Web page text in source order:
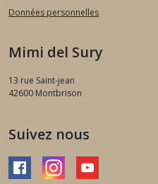
Données personnelles
Mimi del Sury
13 rue Saint-jean
42600 Montbrison
Suivez nous